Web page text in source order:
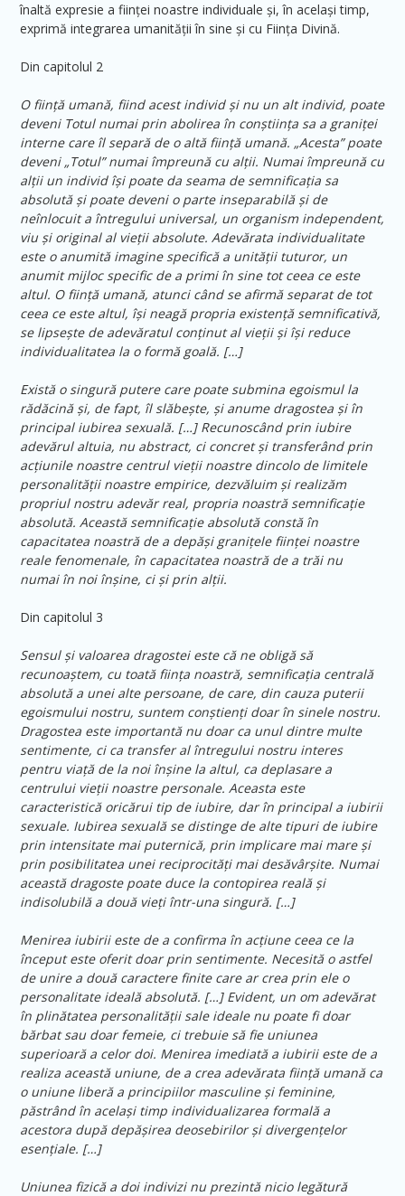
înaltă expresie a ființei noastre individuale și, în același timp,
exprimă integrarea umanității în sine și cu Ființa Divină.
Din capitolul 2
O ființă umană, fiind acest individ și nu un alt individ, poate
deveni Totul numai prin abolirea în conștiința sa a graniței
interne care îl separă de o altă ființă umană. „Acesta” poate
deveni „Totul” numai împreună cu alții. Numai împreună cu
alții un individ își poate da seama de semnificația sa
absolută și poate deveni o parte inseparabilă și de
neînlocuit a întregului universal, un organism independent,
viu și original al vieții absolute. Adevărata individualitate
este o anumită imagine specifică a unității tuturor, un
anumit mijloc specific de a primi în sine tot ceea ce este
altul. O ființă umană, atunci când se afirmă separat de tot
ceea ce este altul, își neagă propria existență semnificativă,
se lipsește de adevăratul conținut al vieții și își reduce
individualitatea la o formă goală. […]
Există o singură putere care poate submina egoismul la
rădăcină și, de fapt, îl slăbește, și anume dragostea și în
principal iubirea sexuală. […] Recunoscând prin iubire
adevărul altuia, nu abstract, ci concret și transferând prin
acțiunile noastre centrul vieții noastre dincolo de limitele
personalității noastre empirice, dezvăluim și realizăm
propriul nostru adevăr real, propria noastră semnificație
absolută. Această semnificație absolută constă în
capacitatea noastră de a depăși granițele ființei noastre
reale fenomenale, în capacitatea noastră de a trăi nu
numai în noi înșine, ci și prin alții.
Din capitolul 3
Sensul și valoarea dragostei este că ne obligă să
recunoaștem, cu toată ființa noastră, semnificația centrală
absolută a unei alte persoane, de care, din cauza puterii
egoismului nostru, suntem conștienți doar în sinele nostru.
Dragostea este importantă nu doar ca unul dintre multe
sentimente, ci ca transfer al întregului nostru interes
pentru viață de la noi înșine la altul, ca deplasare a
centrului vieții noastre personale. Aceasta este
caracteristică oricărui tip de iubire, dar în principal a iubirii
sexuale. Iubirea sexuală se distinge de alte tipuri de iubire
prin intensitate mai puternică, prin implicare mai mare și
prin posibilitatea unei reciprocități mai desăvârșite. Numai
această dragoste poate duce la contopirea reală și
indisolubilă a două vieți într-una singură. […]
Menirea iubirii este de a confirma în acțiune ceea ce la
început este oferit doar prin sentimente. Necesită o astfel
de unire a două caractere finite care ar crea prin ele o
personalitate ideală absolută. […] Evident, un om adevărat
în plinătatea personalității sale ideale nu poate fi doar
bărbat sau doar femeie, ci trebuie să fie uniunea
superioară a celor doi. Menirea imediată a iubirii este de a
realiza această uniune, de a crea adevărata ființă umană ca
o uniune liberă a principiilor masculine și feminine,
păstrând în același timp individualizarea formală a
acestora după depășirea deosebirilor și divergențelor
esențiale. […]
Uniunea fizică a doi indivizi nu prezintă nicio legătură